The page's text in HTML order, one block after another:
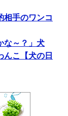
相手のワンコ
な～？」犬
んこ【犬の日